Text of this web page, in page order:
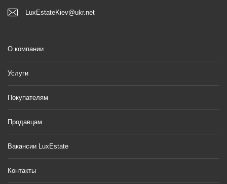
LuxEstateKiev@ukr.net
О компании
Услуги
Покупателям
Продавцам
Вакансии LuxEstate
Контакты